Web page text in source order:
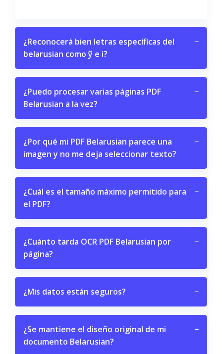
¿Reconocerá bien letras específicas del
belarusian como ў e і?
−
¿Puedo procesar varias páginas PDF
Belarusian a la vez?
−
¿Por qué mi PDF Belarusian parece una
imagen y no me deja seleccionar texto?
−
¿Cuál es el tamaño máximo permitido para
el PDF?
−
¿Cuánto tarda OCR PDF Belarusian por
página?
−
¿Mis datos están seguros? −
¿Se mantiene el diseño original de mi
documento Belarusian?
−